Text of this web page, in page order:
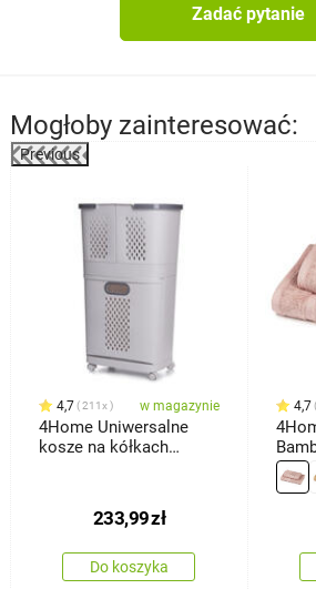
Zadać pytanie
Mogłoby zainteresować:
Previous
4,7 211x w magazynie
4Home Uniwersalne
kosze na kółkach
233,99zł
Do koszyka
4,7
140